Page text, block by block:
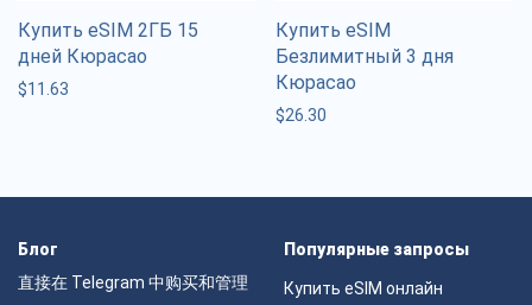
Купить eSIM 2ГБ 15
дней Кюрасао
$11.63
Купить eSIM
Безлимитный 3 дня
Кюрасао
$26.30
Блог
直接在 Telegram 中购买和管理
Популярные запросы
Купить eSIM онлайн